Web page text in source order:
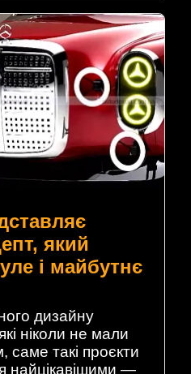
який
і майбутнє
дизайну
ніколи не мали
саме такі проєкти
найцікавішими —